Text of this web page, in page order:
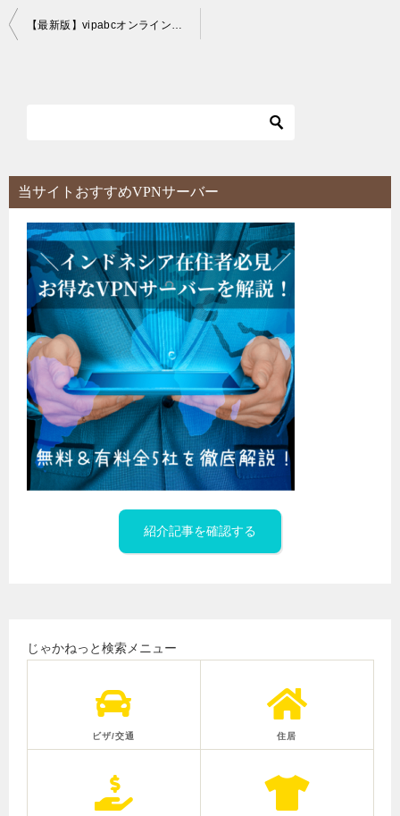
投
シ
ョ
【最新版】vipabcオンライン英会話スクールに対するリアルな口コミ評判まとめ！
当サイトおすすめVPNサーバー
紹介記事を確認する
じゃかねっと検索メニュー
ビザ/交通 住居